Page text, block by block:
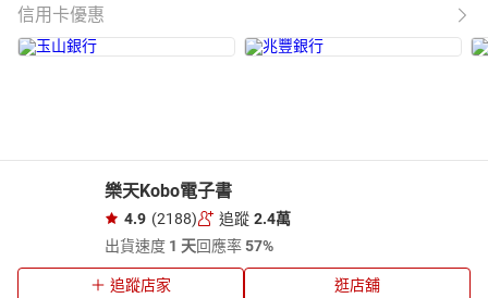
信用卡優惠
樂天Kobo電子書
4.9 (2188) 追蹤 2.4萬
出貨速度 1 天回應率57%
追蹤店家 逛店舖